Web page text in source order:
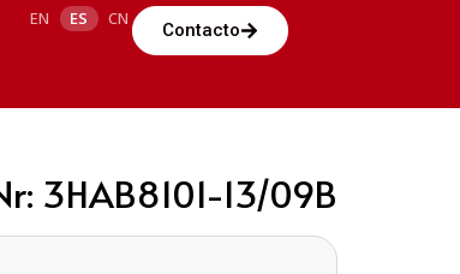
EN ES CN
Contacto
3HAB8101-13/09B